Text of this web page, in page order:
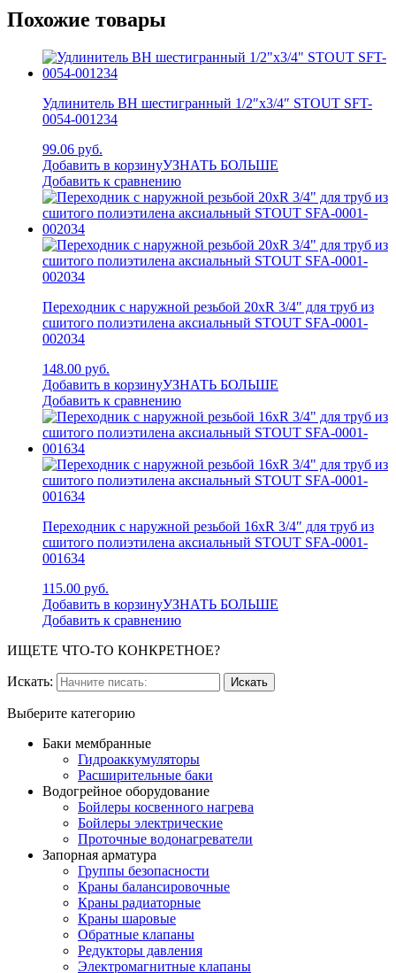
Похожие товары
Удлинитель ВН шестигранный 1/2″x3/4″ STOUT SFT-
0054-001234
99.06 руб.
Добавить в корзинуУЗНАТЬ БОЛЬШЕ
Добавить к сравнению
Переходник с наружной резьбой 20xR 3/4″ для труб из
сшитого полиэтилена аксиальный STOUT SFA-0001-
002034
148.00 руб.
Добавить в корзинуУЗНАТЬ БОЛЬШЕ
Добавить к сравнению
Переходник с наружной резьбой 16xR 3/4″ для труб из
сшитого полиэтилена аксиальный STOUT SFA-0001-
001634
115.00 руб.
Добавить в корзинуУЗНАТЬ БОЛЬШЕ
Добавить к сравнению
ИЩЕТЕ ЧТО-ТО КОНКРЕТНОЕ?
Искать:
Выберите категорию
Баки мембранные
Гидроаккумуляторы
Расширительные баки
Водогрейное оборудование
Бойлеры косвенного нагрева
Бойлеры электрические
Проточные водонагреватели
Запорная арматура
Группы безопасности
Краны балансировочные
Краны радиаторные
Краны шаровые
Обратные клапаны
Редукторы давления
Электромагнитные клапаны